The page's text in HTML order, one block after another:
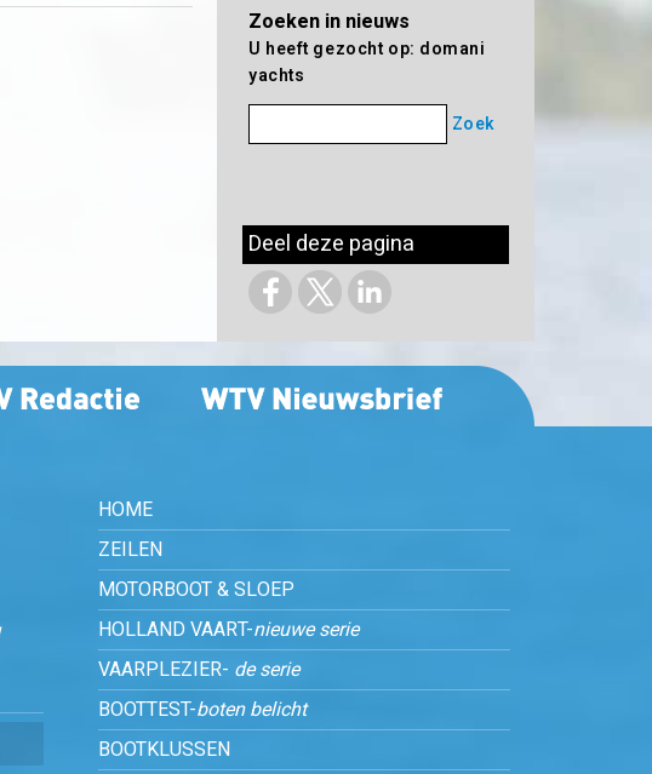
Zoeken in nieuws
U heeft gezocht op: domani
yachts
Zoek
Deel deze pagina
HOME
ZEILEN
MOTORBOOT & SLOEP
HOLLAND VAART-nieuwe serie
VAARPLEZIER- de serie
BOOTTEST-boten belicht
BOOTKLUSSEN